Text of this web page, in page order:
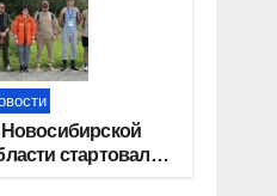
оформили
стартовал